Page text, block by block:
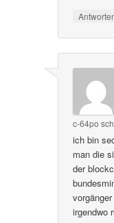
c-64po
ich bin
man die
der
irgendwo